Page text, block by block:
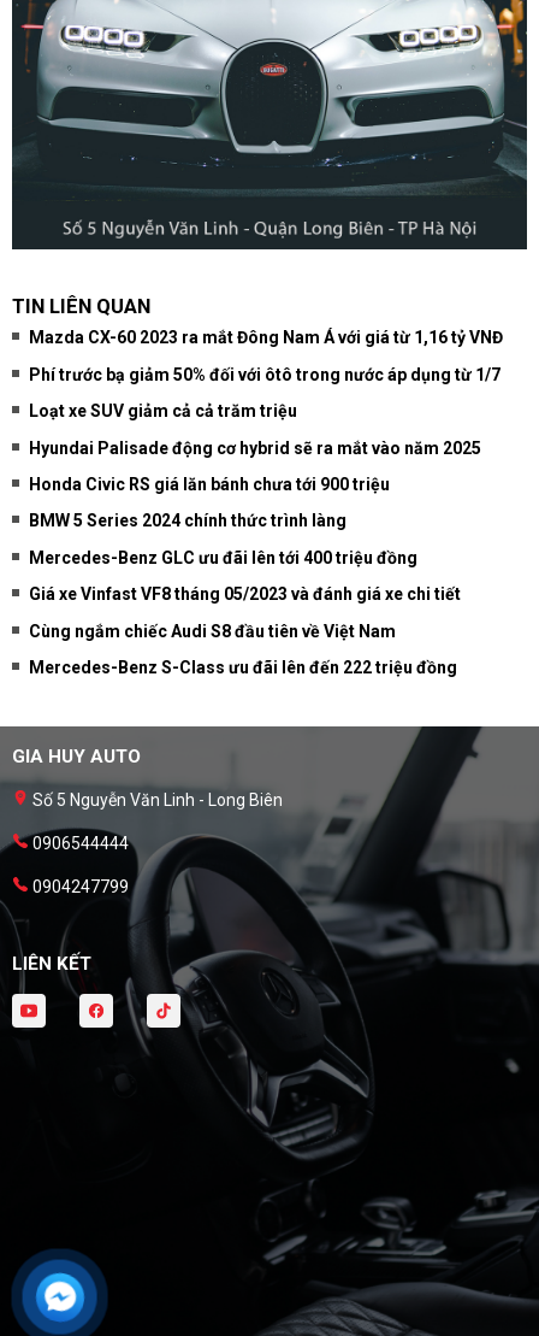
TIN LIÊN QUAN
Mazda CX-60 2023 ra mắt Đông Nam Á với giá từ 1,16 tỷ VNĐ
Phí trước bạ giảm 50% đối với ôtô trong nước áp dụng từ 1/7
Loạt xe SUV giảm cả cả trăm triệu
Hyundai Palisade động cơ hybrid sẽ ra mắt vào năm 2025
Honda Civic RS giá lăn bánh chưa tới 900 triệu
BMW 5 Series 2024 chính thức trình làng
Mercedes-Benz GLC ưu đãi lên tới 400 triệu đồng
Giá xe Vinfast VF8 tháng 05/2023 và đánh giá xe chi tiết
Cùng ngắm chiếc Audi S8 đầu tiên về Việt Nam
Mercedes-Benz S-Class ưu đãi lên đến 222 triệu đồng
GIA HUY AUTO
Số 5 Nguyễn Văn Linh - Long Biên
0906544444
0904247799
LIÊN KẾT